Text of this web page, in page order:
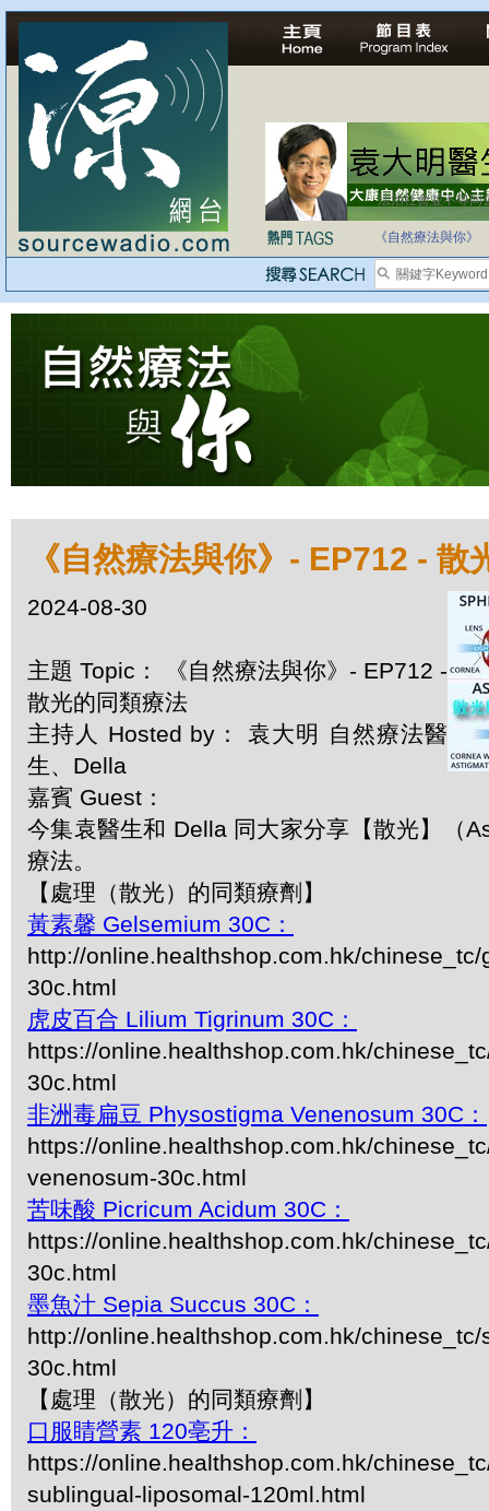
法治社會並不等同
自家教育合法化-
《自然療法與你》
《自然療法與你》- EP712 - 散
2024-08-30
主題 Topic： 《自然療法與你》- EP712 -
散光的同類療法
主持人 Hosted by： 袁大明 自然療法醫
生、Della
嘉賓 Guest：
今集袁醫生和 Della 同大家分享【散光】（
療法。
【處理（散光）的同類療劑】
黃素馨 Gelsemium 30C：
http://online.healthshop.com.hk/chinese_tc/
30c.html
虎皮百合 Lilium Tigrinum 30C：
https://online.healthshop.com.hk/
30c.html
非洲毒扁豆 Physostigma Venenosum 30C：
https://online.healthshop.com.hk/
venenosum-30c.html
苦味酸 Picricum Acidum 30C：
https://online.healthshop.com.hk/
30c.html
墨魚汁 Sepia Succus 30C：
http://online.healthshop.com.hk/
30c.html
【處理（散光）的同類療劑】
口服睛營素 120亳升：
https://online.healthshop.com.hk/
sublingual-liposomal-120ml.html